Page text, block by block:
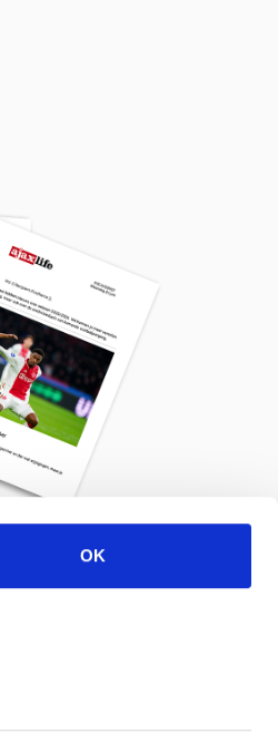
OK
nieuwsbrief